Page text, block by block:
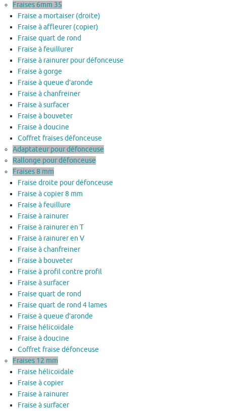
Fraises 6mm 35
Fraise a mortaiser (droite)
Fraise à affleurer (copier)
Fraise quart de rond
Fraise à feuillurer
Fraise à rainurer pour défonceuse
Fraise à gorge
Fraise à queue d’aronde
Fraise à chanfreiner
Fraise à surfacer
Fraise à bouveter
Fraise à doucine
Coffret fraises défonceuse
Adaptateur pour défonceuse
Rallonge pour défonceuse
Fraises 8 mm
Fraise droite pour défonceuse
Fraise à copier 8 mm
Fraise à feuillure
Fraise à rainurer
Fraise à rainurer en T
Fraise à rainurer en V
Fraise à chanfreiner
Fraise à bouveter
Fraise à profil contre profil
Fraise à surfacer
Fraise quart de rond
Fraise quart de rond 4 lames
Fraise à queue d’aronde
Fraise hélicoïdale
Fraise à doucine
Coffret fraise défonceuse
Fraises 12 mm
Fraise hélicoïdale
Fraise à copier
Fraise à rainurer
Fraise à surfacer